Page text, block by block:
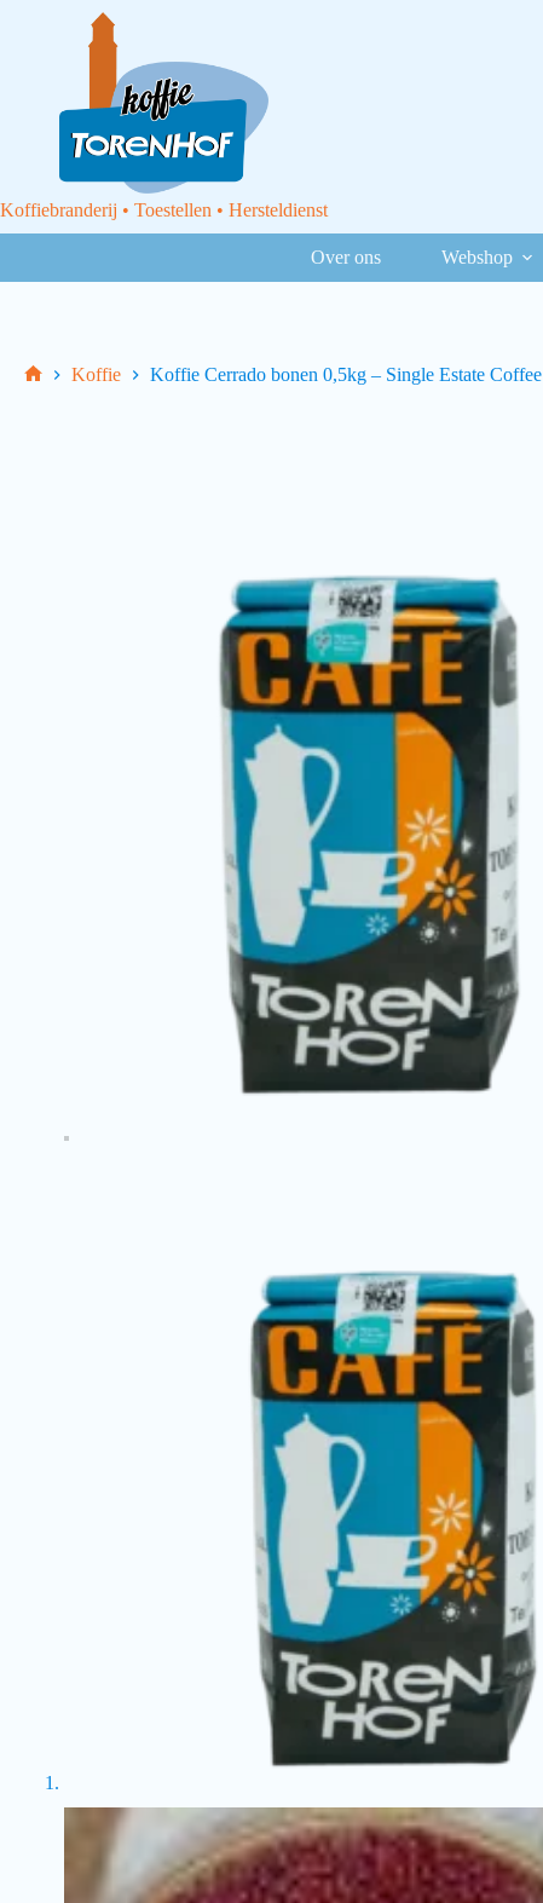
Koffiebranderij • Toestellen • Hersteldienst
Over ons Webshop
Koffie Koffie Cerrado bonen 0,5kg – Single Estate Coffee